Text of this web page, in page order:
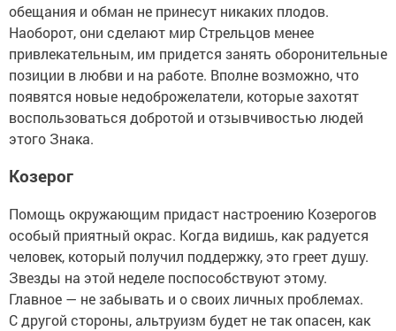
обещания и обман не принесут никаких плодов.
Наоборот, они сделают мир Стрельцов менее
привлекательным, им придется занять оборонительные
позиции в любви и на работе. Вполне возможно, что
появятся новые недоброжелатели, которые захотят
воспользоваться добротой и отзывчивостью людей
этого Знака.
Козерог
Помощь окружающим придаст настроению Козерогов
особый приятный окрас. Когда видишь, как радуется
человек, который получил поддержку, это греет душу.
Звезды на этой неделе поспособствуют этому.
Главное — не забывать и о своих личных проблемах.
С другой стороны, альтруизм будет не так опасен, как